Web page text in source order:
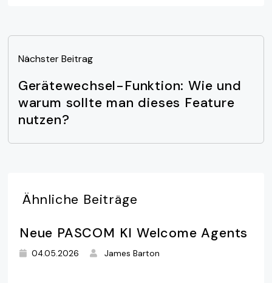
Nächster Beitrag
Gerätewechsel-Funktion: Wie und
warum sollte man dieses Feature
nutzen?
Ähnliche Beiträge
Neue PASCOM KI Welcome Agents
04.05.2026 James Barton